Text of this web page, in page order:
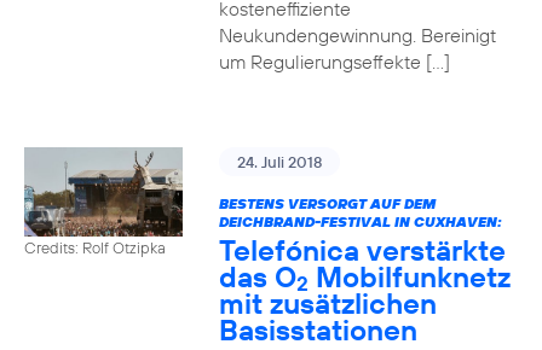
kosteneffiziente
Neukundengewinnung. Bereinigt
um Regulierungseffekte […]
Credits: Rolf Otzipka
24. Juli 2018
BESTENS VERSORGT AUF DEM
DEICHBRAND-FESTIVAL IN CUXHAVEN:
Telefónica verstärkte
das O2 Mobilfunknetz
mit zusätzlichen
Basisstationen